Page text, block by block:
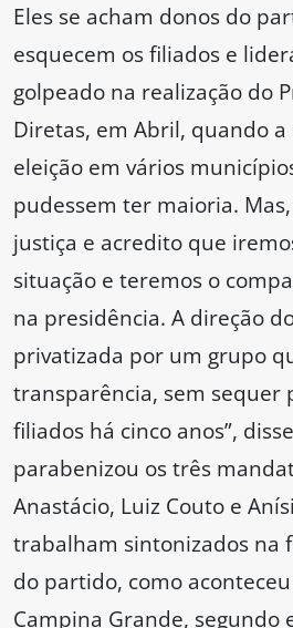
Eles se acham donos do
esquecem os filiados e
golpeado na realização do
Diretas, em Abril, quando
eleição em vários
pudessem ter maioria.
justiça e acredito que
situação e teremos o
na presidência. A direção
privatizada por um grupo
transparência, sem sequer
filiados há cinco anos”,
parabenizou os três
Anastácio, Luiz Couto e
trabalham sintonizados na
do partido, como
Campina Grande, segundo